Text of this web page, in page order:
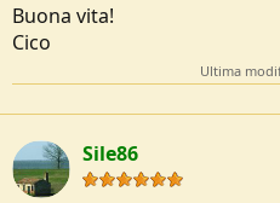
Buona vita!
Cico
Ultima
Sile86